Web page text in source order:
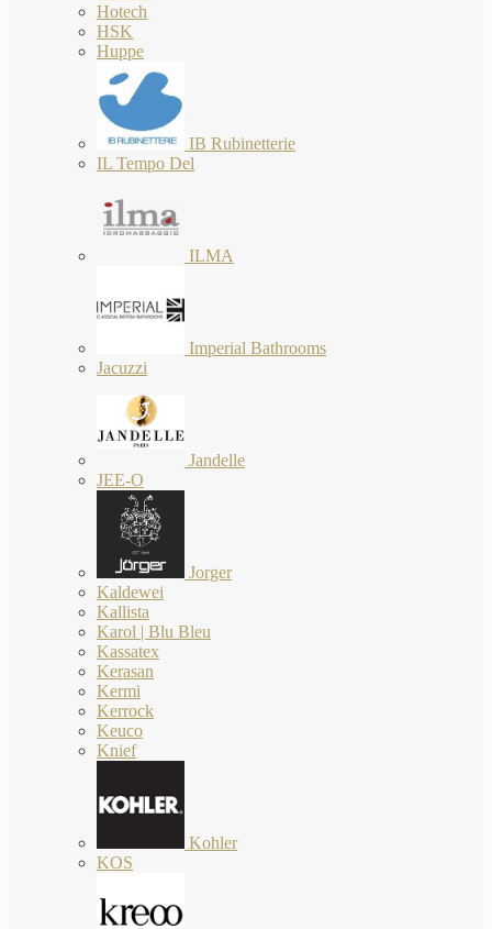
Hotech
HSK
Huppe
IB Rubinetterie
IL Tempo Del
ILMA
Imperial Bathrooms
Jacuzzi
Jandelle
JEE-O
Jorger
Kaldewei
Kallista
Karol | Blu Bleu
Kassatex
Kerasan
Kermi
Kerrock
Keuco
Knief
Kohler
KOS